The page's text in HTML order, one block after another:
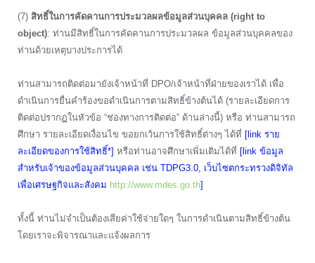
(7) สิทธิ์ในการคัดคานการประมวลผลข้อมูลส่วนบุคคล (right to
object): ท่านมีสิทธิ์ในการคัดคานการประมวลผล ข้อมูลส่วนบุคคลของ
ท่านด้วยเหตุบางประการได้
ท่านสามารถติดต่อมายังเจ้าหน้าที่ DPO/เจ้าหน้าที่ฝ่ายของเราได้ เพื่อ
ดำเนินการยื่นคำร้องขอดำเนินการตามสิทธิ์ข้างต้นได้ (รายละเอียดการ
ติดต่อปรากฏในหัวข้อ “ช่องทางการติดต่อ” ด้านล่างนี้) หรือ ท่านสามารถ
ศึกษา รายละเอียดเงื่อนไข ขอยกเว้นการใช้สิทธิ์ต่างๆ ได้ที่ [link ราย
ละเอียดของการใช้สิทธิ์*] หรือท่านอาจศึกษาเพิ่มเติมได้ที่ [link ข้อมูล
สำหรับเจ้าของข้อมูลส่วนบุคคล เช่น TDPG3.0, เว็บไซตกระทรวงดิจิทัล
เพื่อเศรษฐกิจและสังคม http://www.mdes.go.th]
ทั้งนี้ ท่านไม่จำเป็นต้องเสียค่าใช้จ่ายใดๆ ในการดำเนินตามสิทธิ์ข้างต้น
โดยเราจะพิจารณาและแจ้งผลการ